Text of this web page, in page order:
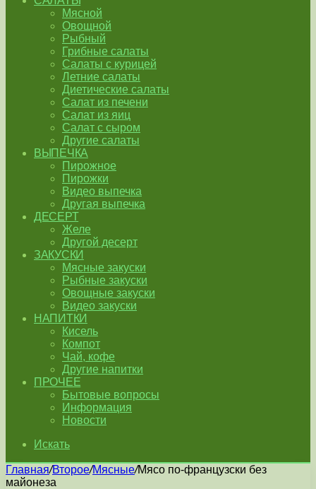
Мясной
Овощной
Рыбный
Грибные салаты
Салаты с курицей
Летние салаты
Диетические салаты
Салат из печени
Салат из яиц
Салат с сыром
Другие салаты
ВЫПЕЧКА
Пирожное
Пирожки
Видео выпечка
Другая выпечка
ДЕСЕРТ
Желе
Другой десерт
ЗАКУСКИ
Мясные закуски
Рыбные закуски
Овощные закуски
Видео закуски
НАПИТКИ
Кисель
Компот
Чай, кофе
Другие напитки
ПРОЧЕЕ
Бытовые вопросы
Информация
Новости
Искать
Главная/Второе/Мясные/Мясо по-французски без
майонеза